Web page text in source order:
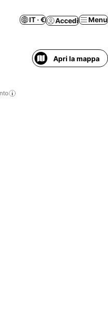
IT · € Accedi Menu
Apri la mappa